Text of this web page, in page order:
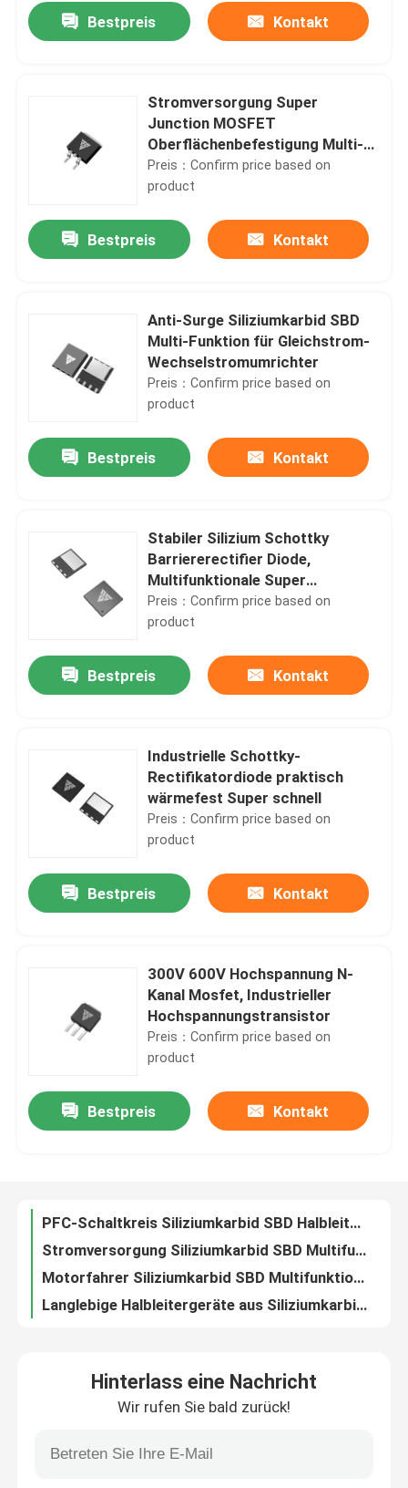
Produkte
Werksbesichtigung
Kontakt mit uns
Neuigkeiten
Bestpreis Kontakt
Stromversorgung Super
Junction MOSFET
Oberflächenbefestigung Multi-
Funktion
Preis：Confirm price based on
product
Bestpreis Kontakt
Anti-Surge Siliziumkarbid SBD
Multi-Funktion für Gleichstrom-
Wechselstromumrichter
Preis：Confirm price based on
product
Bestpreis Kontakt
Stabiler Silizium Schottky
Barriererectifier Diode,
Multifunktionale Super
Barrierediode
Preis：Confirm price based on
product
Bestpreis Kontakt
Industrielle Schottky-
Rectifikatordiode praktisch
wärmefest Super schnell
Preis：Confirm price based on
product
Bestpreis Kontakt
300V 600V Hochspannung N-
Kanal Mosfet, Industrieller
Hochspannungstransistor
Preis：Confirm price based on
product
Bestpreis Kontakt
Industrielle Schottky-Schrankscheibe 1200 V, PFC-Schaltkreis Siliziumkarbid-Rectifier
Mehrzweckdiode für Silikonkarbid-Schottky-Rectifikator für die UPS-Stromversorgung
Heatproof Silicon Carbide SBD Mosfet Multiscene für Fahrer
650V Schottky-Schrankenrichter Diode SBD Überspannungshemmung
Hinterlass eine Nachricht
Wir rufen Sie bald zurück!